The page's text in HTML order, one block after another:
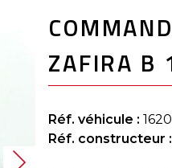
ZAFIRA B
Réf. véhicule :
Réf. constructeur :